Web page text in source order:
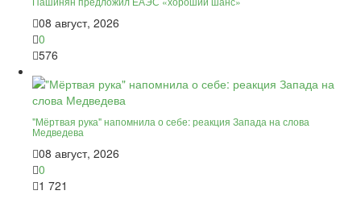
08 август, 2026
0
576
"Мёртвая рука" напомнила о себе: реакция Запада на слова
Медведева
08 август, 2026
0
1 721